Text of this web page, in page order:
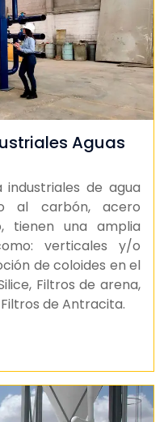
Aguas
de agua
al carbón, acero
tienen una amplia
verticales y/o
de coloides en el
Filtros de arena,
de Antracita.